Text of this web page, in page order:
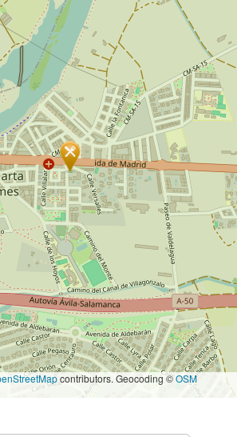
contributors. Geocoding ©OSM